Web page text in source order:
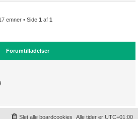
emner • Side 1 af 1
Forumtilladelser
Alle tider er UTC+01:00
Slet alle boardcookies